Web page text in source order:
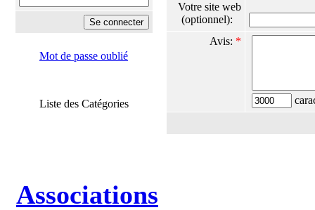
Mot de passe oublié
Liste des Catégories
Associations
Votre site web
(optionnel):
Avis: *